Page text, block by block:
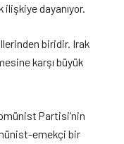
dayanıyor.
biridir. Irak
karşı büyük
Partisi’nin
emekçi bir